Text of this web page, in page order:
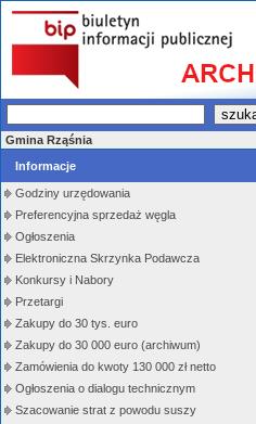
Gmina Rząśnia
Informacje
Godziny urzędowania
Preferencyjna sprzedaż węgla
Ogłoszenia
Elektroniczna Skrzynka Podawcza
Konkursy i Nabory
Przetargi
Zakupy do 30 tys. euro
Zakupy do 30 000 euro (archiwum)
Zamówienia do kwoty 130 000 zł netto
Ogłoszenia o dialogu technicznym
Szacowanie strat z powodu suszy